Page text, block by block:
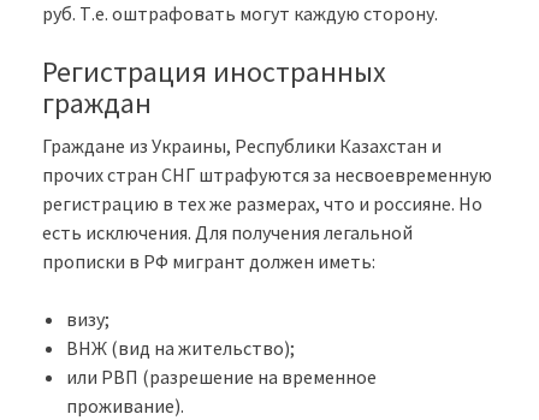
руб. Т.е. оштрафовать могут каждую сторону.
Регистрация иностранных
граждан
Граждане из Украины, Республики Казахстан и
прочих стран СНГ штрафуются за несвоевременную
регистрацию в тех же размерах, что и россияне. Но
есть исключения. Для получения легальной
прописки в РФ мигрант должен иметь:
визу;
ВНЖ (вид на жительство);
или РВП (разрешение на временное
проживание).